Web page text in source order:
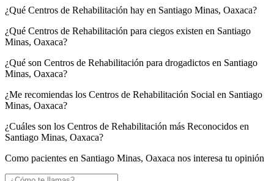
¿Qué Centros de Rehabilitación hay en Santiago Minas, Oaxaca?
¿Qué Centros de Rehabilitación para ciegos existen en Santiago
Minas, Oaxaca?
¿Qué son Centros de Rehabilitación para drogadictos en Santiago
Minas, Oaxaca?
¿Me recomiendas los Centros de Rehabilitación Social en Santiago
Minas, Oaxaca?
¿Cuáles son los Centros de Rehabilitación más Reconocidos en
Santiago Minas, Oaxaca?
Como pacientes en Santiago Minas, Oaxaca nos interesa tu opinión